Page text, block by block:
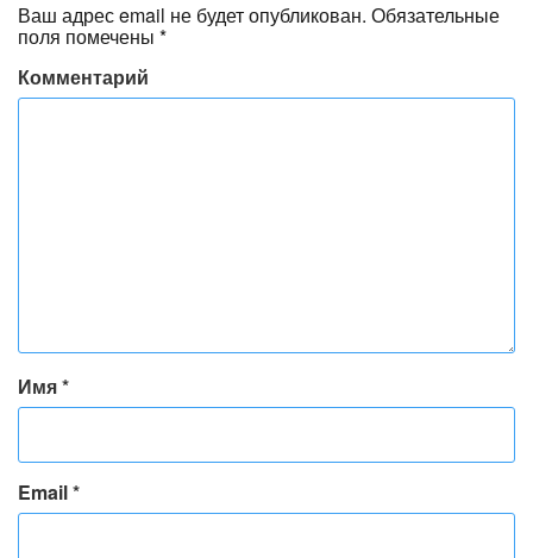
Ваш адрес email не будет опубликован. Обязательные
поля помечены *
Комментарий
Имя*
Email*